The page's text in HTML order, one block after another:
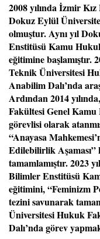
2008 yılında İzmir
Dokuz Eylül
olmuştur. Aynı yıl
Enstitüsü Kamu
eğitimine başlamıştır.
Teknik Üniversitesi
Anabilim Dalı’nda
Ardından 2014
Fakültesi Genel
görevlisi olarak
“Anayasa
Edilebilirlik
tamamlamıştır. 2023
Bilimler Enstitüsü
eğitimini, “Feminizm
tezini savunarak
Üniversitesi Hukuk
Dalı’nda görev